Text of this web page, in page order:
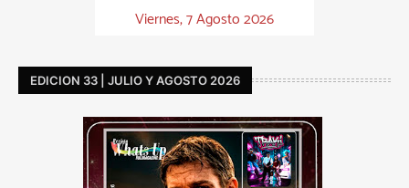
Viernes, 7 Agosto 2026
EDICION 33 | JULIO Y AGOSTO 2026